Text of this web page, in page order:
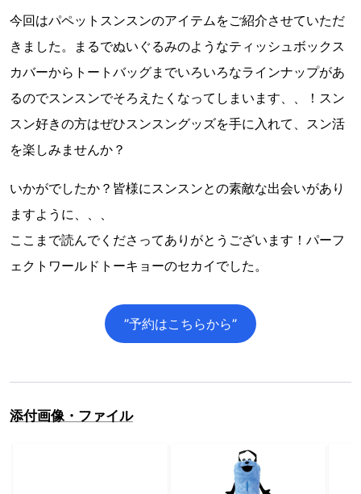
今回はパペットスンスンのアイテムをご紹介させていただ
きました。まるでぬいぐるみのようなティッシュボックス
カバーからトートバッグまでいろいろなラインナップがあ
るのでスンスンでそろえたくなってしまいます、、！スン
スン好きの方はぜひスンスングッズを手に入れて、スン活
を楽しみませんか？
いかがでしたか？皆様にスンスンとの素敵な出会いがあり
ますように、、、
ここまで読んでくださってありがとうございます！パーフ
ェクトワールドトーキョーのセカイでした。
”予約はこちらから”
添付画像・ファイル